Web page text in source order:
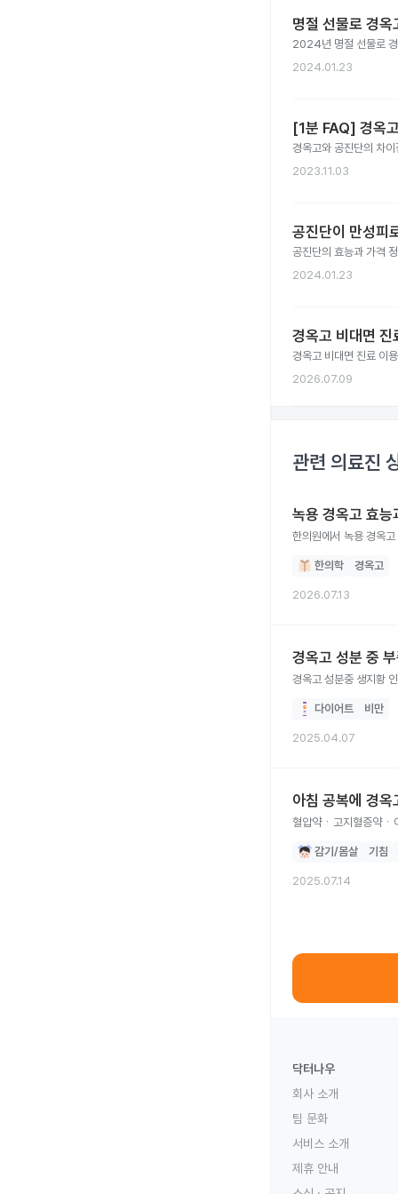
명절 선물로 경
2024년 명절 선물로 경
2024.01.23
[1분 FAQ] 경옥
경옥고와 공진단의 차
2023.11.03
공진단이 만성피
공진단의 효능과 가격
2024.01.23
경옥고 비대면
경옥고 비대면 진료 이
2026.07.09
관련 의료진
녹용 경옥고 효능
한의원에서 녹용 경옥
한의학 경옥고
2026.07.13
경옥고 성분 중
다이어트 비만
2025.04.07
아침 공복에 경
혈압약ㆍ고지혈증약ㆍ
감기/몸살 기침
2025.07.14
닥터나우
회사 소개
팀 문화
서비스 소개
제휴 안내